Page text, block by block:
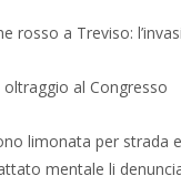
rosso a Treviso:
oltraggio al Congresso
limonata per strada
mentale li